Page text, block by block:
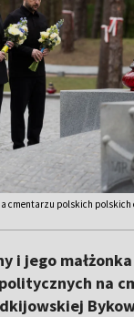
na cmentarzu polskich
i jego
na